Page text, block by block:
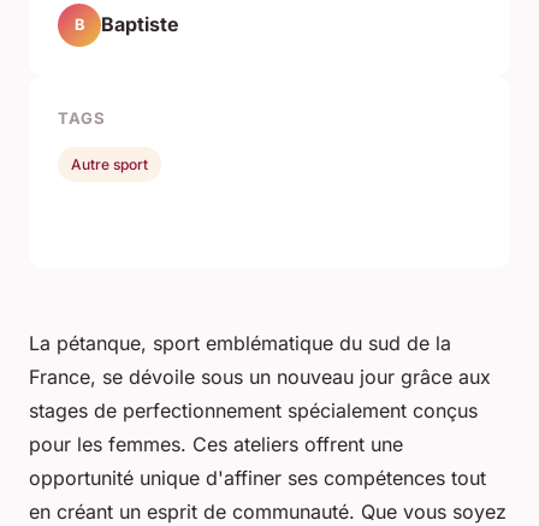
La pétanque, sport emblématique du sud de la
France, se dévoile sous un nouveau jour grâce aux
stages de perfectionnement spécialement conçus
pour les femmes. Ces ateliers offrent une
opportunité unique d'affiner ses compétences tout
en créant un esprit de communauté. Que vous soyez
B Baptiste
TAGS
Autre sport